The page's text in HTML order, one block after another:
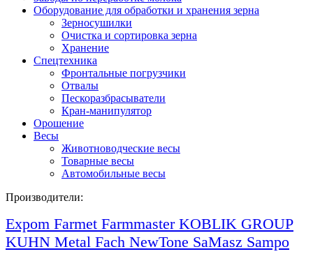
Оборудование для обработки и хранения зерна
Зерносушилки
Очистка и сортировка зерна
Хранение
Спецтехника
Фронтальные погрузчики
Отвалы
Пескоразбрасыватели
Кран-манипулятор
Орошение
Весы
Животноводческие весы
Товарные весы
Автомобильные весы
Производители:
Expom Farmet Farmmaster KOBLIK GROUP
KUHN Metal Fach NewTone SaMasz Sampo